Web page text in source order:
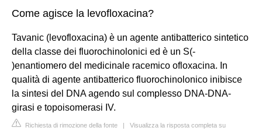
Come agisce la levofloxacina?
Tavanic (levofloxacina) è un agente antibatterico sintetico
della classe dei fluorochinolonici ed è un S(-
)enantiomero del medicinale racemico ofloxacina. In
qualità di agente antibatterico fluorochinolonico inibisce
la sintesi del DNA agendo sul complesso DNA-DNA-
girasi e topoisomerasi IV.
Richiesta di rimozione della fonte | Visualizza la risposta completa su